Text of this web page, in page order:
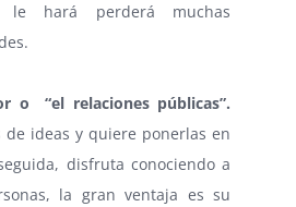
le hará perderá muchas
o “el relaciones públicas”.
de ideas y quiere ponerlas en
disfruta conociendo a
la gran ventaja es su